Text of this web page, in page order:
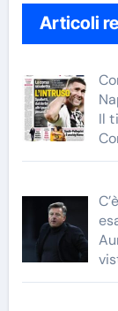
Articoli
Il